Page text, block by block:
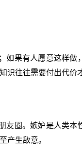
果有人愿意这样做
识往往需要付出代价
圈。嫉妒是人类本
产生敌意。